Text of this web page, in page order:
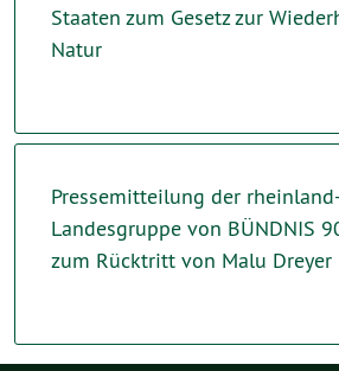
Staaten zum Gesetz zur
Natur
Pressemitteilung der
Landesgruppe von BÜNDNIS
zum Rücktritt von Malu Dreyer